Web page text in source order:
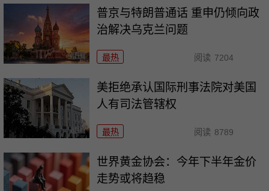
普京与特朗普通话 重申仍倾向政
治解决乌克兰问题
最热 阅读 7204
美拒绝承认国际刑事法院对美国
人有司法管辖权
最热 阅读 8789
世界黄金协会：今年下半年金价
走势或将趋稳